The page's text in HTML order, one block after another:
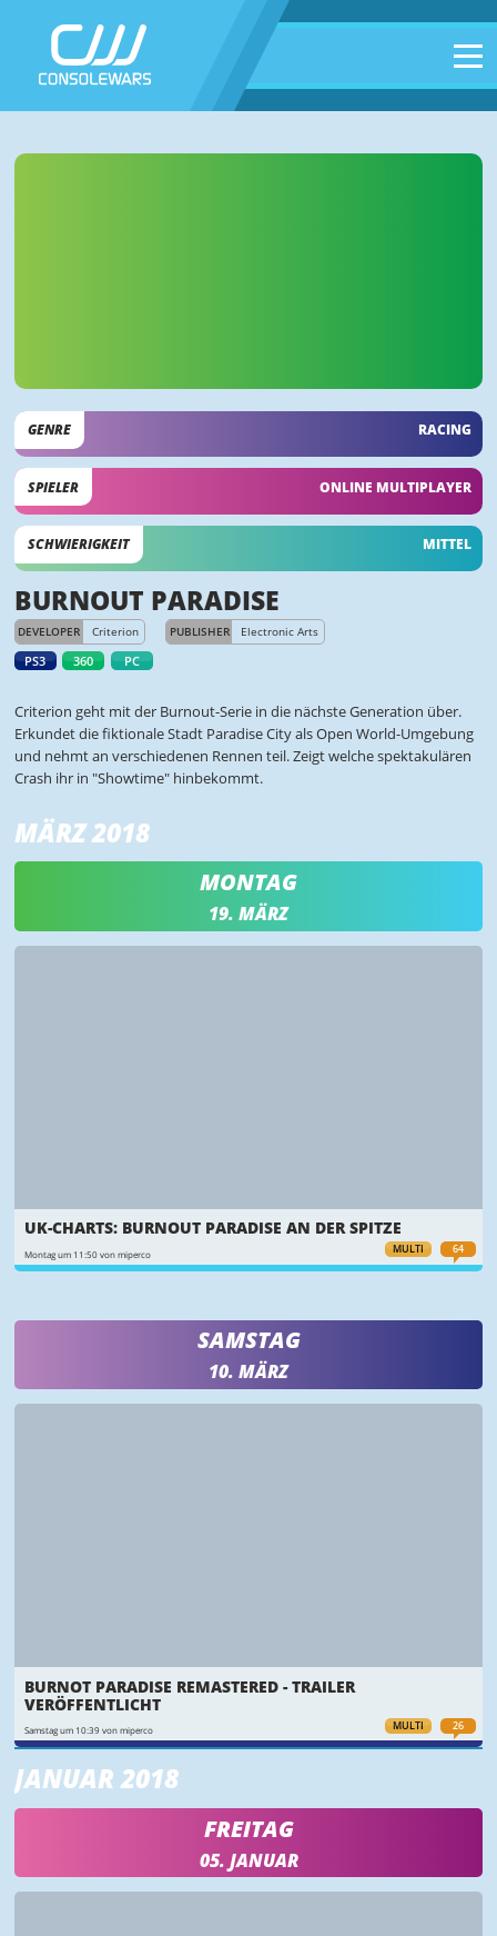
GENRE RACING
SPIELER ONLINE MULTIPLAYER
SCHWIERIGKEIT MITTEL
BURNOUT PARADISE
DEVELOPER Criterion PUBLISHER Electronic Arts
PS3 360 PC
Criterion geht mit der Burnout-Serie in die nächste Generation über.
Erkundet die fiktionale Stadt Paradise City als Open World-Umgebung
und nehmt an verschiedenen Rennen teil. Zeigt welche spektakulären
Crash ihr in "Showtime" hinbekommt.
MÄRZ 2018
MONTAG
19. MÄRZ
MULTI 64
UK-CHARTS: BURNOUT PARADISE AN DER SPITZE
Montag um 11:50 von miperco
SAMSTAG
10. MÄRZ
MULTI 26
BURNOT PARADISE REMASTERED - TRAILER
VERÖFFENTLICHT
Samstag um 10:39 von miperco
JANUAR 2018
FREITAG
05. JANUAR